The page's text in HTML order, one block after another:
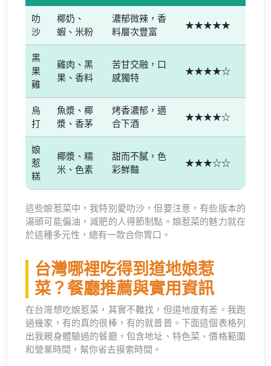
叻
沙
椰奶、
蝦、米粉
濃郁微辣，香
料層次豐富
★★★★★
黑
果
雞
雞肉、黑
果、香料
苦甘交融，口
感獨特
★★★★☆
烏
打
魚漿、椰
漿、香茅
烤香濃郁，適
合下酒
★★★★☆
娘
惹
糕
椰漿、糯
米、色素
甜而不膩，色
彩鮮豔
★★★☆☆
這些娘惹菜中，我特別愛叻沙，但要注意，有些版本的
湯頭可能偏油，減肥的人得節制點。娘惹菜的魅力就在
於這種多元性，總有一款合你胃口。
台灣哪裡吃得到道地娘惹
菜？餐廳推薦與實用資訊
在台灣想吃娘惹菜，其實不難找，但道地度有差。我跑
過幾家，有的真的很棒，有的就普普。下面這個表格列
出我親身體驗過的餐廳，包含地址、特色菜、價格範圍
和營業時間，幫你省去摸索時間。